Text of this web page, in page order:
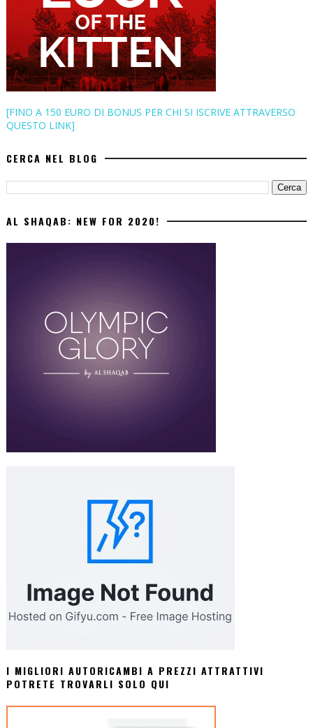
[FINO A 150 EURO DI BONUS PER CHI SI ISCRIVE ATTRAVERSO
QUESTO LINK]
CERCA NEL BLOG
AL SHAQAB: NEW FOR 2020!
I MIGLIORI AUTORICAMBI A PREZZI ATTRATTIVI
POTRETE TROVARLI SOLO QUI